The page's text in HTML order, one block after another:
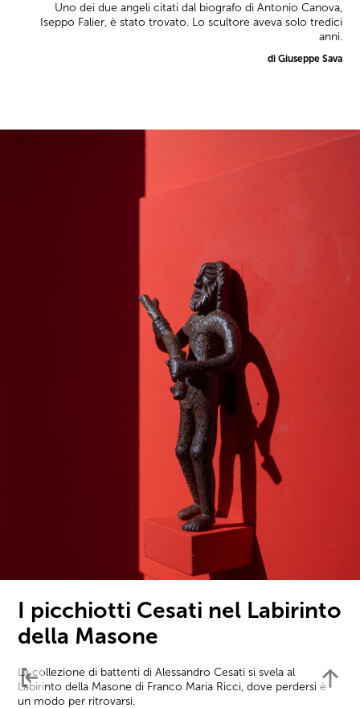
Uno dei due angeli citati dal biografo di Antonio Canova,
Iseppo Falier, è stato trovato. Lo scultore aveva solo tredici
anni.
di Giuseppe Sava
I picchiotti Cesati nel Labirinto
della Masone
La collezione di battenti di Alessandro Cesati si svela al
Labirinto della Masone di Franco Maria Ricci, dove perdersi è
un modo per ritrovarsi.